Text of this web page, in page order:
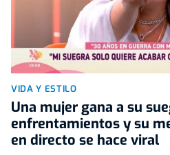
VIDA Y ESTILO
Una mujer gana a su
enfrentamientos y su
en directo se hace viral